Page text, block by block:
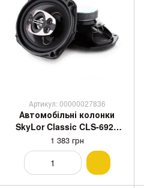
Артикул: 00000027836
Автомобільні колонки
SkyLor Classic CLS-6925
6x9 1600W
1 383 грн